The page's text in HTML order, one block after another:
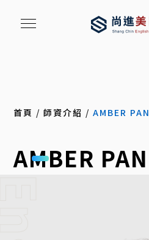
首頁 /師資介紹 /AMBER PAN
AMBER PAN